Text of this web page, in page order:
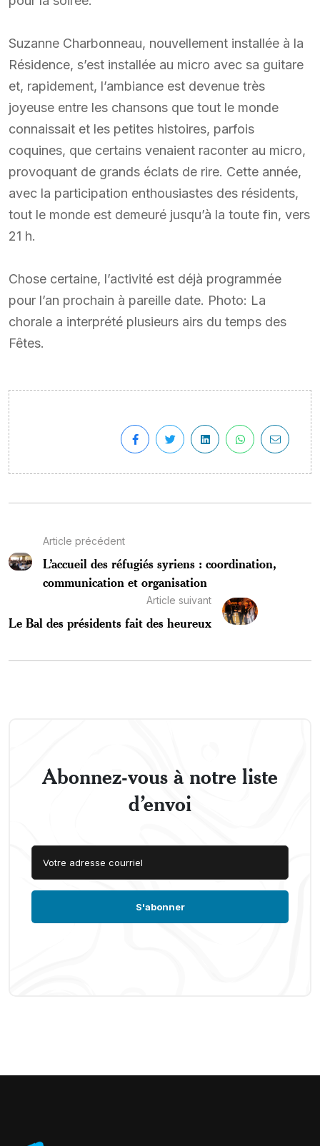
Suzanne Charbonneau, nouvellement installée à la
Résidence, s’est installée au micro avec sa guitare
et, rapidement, l’ambiance est devenue très
joyeuse entre les chansons que tout le monde
connaissait et les petites histoires, parfois
coquines, que certains venaient raconter au micro,
provoquant de grands éclats de rire. Cette année,
avec la participation enthousiastes des résidents,
tout le monde est demeuré jusqu’à la toute fin, vers
21 h.
Chose certaine, l’activité est déjà programmée
pour l’an prochain à pareille date. Photo: La
chorale a interprété plusieurs airs du temps des
Fêtes.
Article précédent
L’accueil des réfugiés syriens : coordination,
communication et organisation
Article suivant
Le Bal des présidents fait des heureux
Abonnez-vous à notre liste
d’envoi